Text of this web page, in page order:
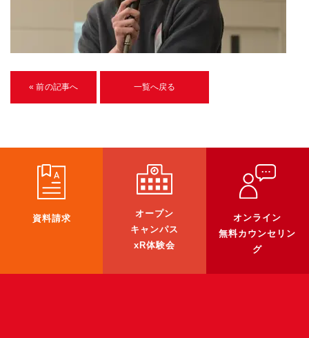
イベント
ブログ
企業向け
《3DGS》
3DGSスキャンサービス
« 前の記事へ 一覧へ戻る
資料請求
オープン
キャンパス
xR体験会
オンライン
無料カウンセリン
グ